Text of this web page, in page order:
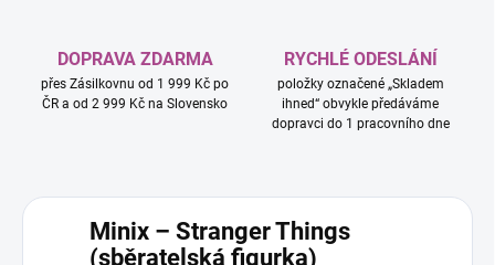
DOPRAVA ZDARMA
přes Zásilkovnu od 1 999 Kč po
ČR a od 2 999 Kč na Slovensko
RYCHLÉ ODESLÁNÍ
položky označené „Skladem
ihned“ obvykle předáváme
dopravci do 1 pracovního dne
Minix – Stranger Things
(sběratelská figurka)